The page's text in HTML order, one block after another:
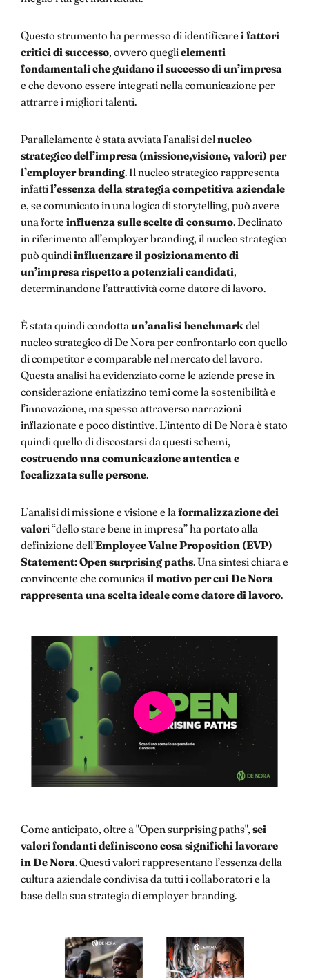
Questo strumento ha permesso di identificare i fattori
critici di successo, ovvero queglielementi
fondamentali che guidano il successo di un’impresa
e che devono essere integrati nella comunicazione per
attrarre i migliori talenti.
Parallelamente è stata avviata l’analisi delnucleo
strategico dell’impresa (missione,visione, valori) per
l’employer branding. Il nucleo strategico rappresenta
infattil’essenza della strategia competitiva aziendale
e, se comunicato in una logica di storytelling, può avere
una forte influenza sulle scelte di consumo. Declinato
in riferimento all’employer branding, il nucleo strategico
può quindiinfluenzare il posizionamento di
un’impresa rispetto a potenziali candidati,
determinandone l’attrattività come datore di lavoro.
È stata quindi condottaun’analisi benchmarkdel
nucleo strategico di De Nora per confrontarlo con quello
di competitor e comparable nel mercato del lavoro.
Questa analisi ha evidenziato come le aziende prese in
considerazione enfatizzino temi come la sostenibilità e
l’innovazione, ma spesso attraverso narrazioni
inflazionate e poco distintive. L’intento di De Nora è stato
quindi quello di discostarsi da questi schemi,
costruendo una comunicazione autentica e
focalizzata sulle persone.
L’analisi di missione e visione e laformalizzazione dei
valori “dello stare bene in impresa” ha portato alla
definizione dell’Employee Value Proposition (EVP)
Statement: Open surprising paths. Una sintesi chiara e
convincente che comunicail motivo per cui De Nora
rappresenta una scelta ideale come datore di lavoro.
Come anticipato, oltre a "Open surprising paths", sei
valori fondanti definiscono cosa significhi lavorare
in De Nora. Questi valori rappresentano l’essenza della
cultura aziendale condivisa da tutti i collaboratori e la
base della sua strategia di employer branding.